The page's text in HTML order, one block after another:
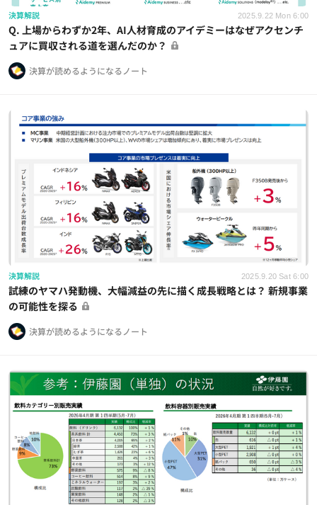
決算解説 2025.9.22 Mon 6:00
Q. 上場からわずか2年、AI人材育成のアイデミーはなぜアクセンチ
ュアに買収される道を選んだのか？
決算が読めるようになるノート
決算解説 2025.9.20 Sat 6:00
試練のヤマハ発動機、大幅減益の先に描く成長戦略とは？ 新規事業
の可能性を探る
決算が読めるようになるノート